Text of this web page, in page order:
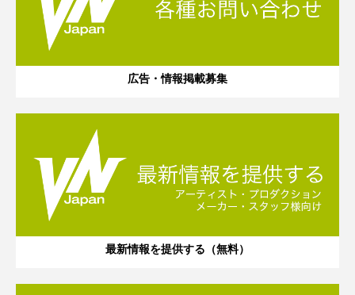
広告・情報掲載募集
最新情報を提供する（無料）